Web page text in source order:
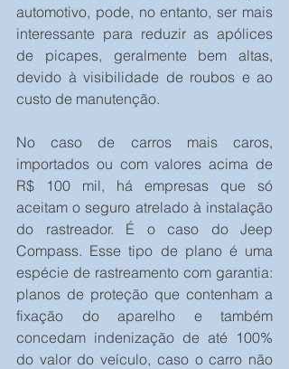
automotivo, pode, no entanto, ser mais
interessante para reduzir as apólices
de picapes, geralmente bem altas,
devido à visibilidade de roubos e ao
custo de manutenção.
No caso de carros mais caros,
importados ou com valores acima de
R$ 100 mil, há empresas que só
aceitam o seguro atrelado à instalação
do rastreador. É o caso do Jeep
Compass. Esse tipo de plano é uma
espécie de rastreamento com garantia:
planos de proteção que contenham a
fixação do aparelho e também
concedam indenização de até 100%
do valor do veículo, caso o carro não